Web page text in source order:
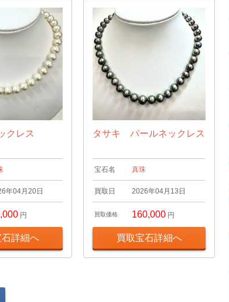
クレス
年04月20日
円
詳細へ
タサキ パールネックレス
宝石名 真珠
買取日 2026年04月13日
買取価格 160,000 円
買取宝石詳細へ